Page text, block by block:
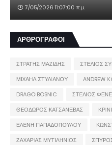
7/05/2026 11:07:00 π.μ.
ΑΡΘΡΟΓΡΑΦΟΙ
ΣΤΡΑΤΗΣ ΜΑΖΙΔΗΣ ΣΤΕΛΙΟΣ
ΜΙΧΑΗΛ ΣΤΥΛΙΑΝΟΥ
ANDREW
DRAGO BOSNIC
ΣΤΕΛΙΟΣ
ΘΕΟΔΩΡΟΣ ΚΑΤΣΑΝΕΒΑΣ
ΕΛΕΝΗ ΠΑΠΑΔΟΠΟΥΛΟΥ
ΖΑΧΑΡΙΑΣ ΜΥΤΙΛΗΝΙΟΣ